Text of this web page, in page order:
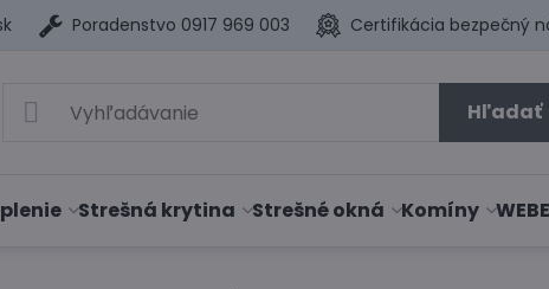
Poradenstvo 0917 969 003 Certifikácia bezpečný
Hľadať
Strešná krytina Strešné okná Komíny